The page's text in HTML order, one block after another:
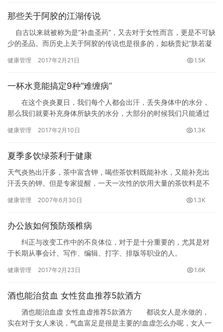
那些关于阿胶的江湖传说
自古以来就被称为是“补血圣药”，又去对于女性而言，更是不可缺
少的圣品。而历史上关于阿胶的传说也是很多的，如杨贵妃“肤若凝
家书以阿胶尽孝。
健康管理 2017年2月21日 1.5K
一杯水竟能搞定9种“难缠病”
在这个炎炎夏日，我们每个人都会出汗，丢失身体中的水分，
那么我们就要补充身体所缺失的水分，大部分的时候我们只能通过
定9种“”，今天小编就为您介绍一下有关喝水的知识，感兴趣的朋友
健康管理 2017年2月10日 1.3K
夏季多饮绿茶利于健康
天气炎热出汗多，茶中富含钾，喝些茶饮料既能补水，又能补充出
汗丢失的钾。但是专家提醒，一天一次性的饮用大量的茶饮料是不
类、儿…
健康管理 2007年6月30日 1.3K
办公族如何预防颈椎病
纠正与改变工作中的不良体位，对于是十分重要的，尤其是对
于长期从事会计、写作、编辑、打字、排版等职业的人。
健康管理 2017年2月23日 1.6K
酒也能治贫血 女性贫血推荐5款酒方
酒也能治血虚 女性血虚推荐5款酒方 都说女人是水做的，
实在对于女人来说，气血富足是很是主要的!血虚怎么办呢，女人一